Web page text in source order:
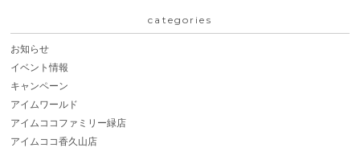
categories
お知らせ
イベント情報
キャンペーン
アイムワールド
アイムココファミリー緑店
アイムココ香久山店